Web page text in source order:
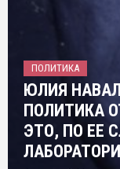
ПОЛИТИКА
ЮЛИЯ
ПОЛИТИКА
ЭТО, ПО ЕЕ